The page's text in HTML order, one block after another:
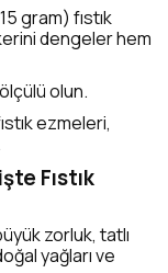
gram) fıstık
dengeler hem
olun.
ezmeleri,
Fıstık
zorluk, tatlı
yağları ve